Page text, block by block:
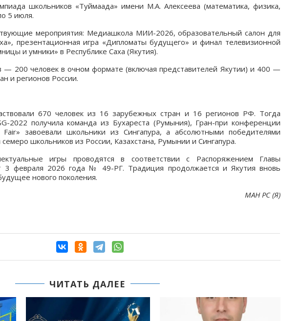
школьников «Туймаада» имени М.А. Алексеева (математика, физика,
5 июля.
мероприятия: Медиашкола МИИ-2026, образовательный салон для
презентационная игра «Дипломаты будущего» и финал телевизионной
и умники» в Республике Саха (Якутия).
— 200 человек в очном формате (включая представителей Якутии) и 400 —
и регионов России.
670 человек из 16 зарубежных стран и 16 регионов РФ. Тогда
2022 получила команда из Бухареста (Румыния), Гран-при конференции
Fair» завоевали школьники из Сингапура, а абсолютными победителями
школьников из России, Казахстана, Румынии и Сингапура.
игры проводятся в соответствии с Распоряжением Главы
3 февраля 2026 года № 49-РГ. Традиция продолжается и Якутия вновь
нового поколения.
МАН РС (Я)
ЧИТАТЬ ДАЛЕЕ